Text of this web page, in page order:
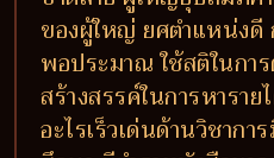
ของผู้ใหญ่ ยศตำแหน่งดี
พอประมาณ ใช้สติในกา
สร้างสรรค์ในการหารา
อะไรเร็วเด่นด้านวิชากา